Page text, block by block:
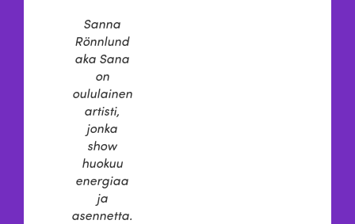
Sanna
Rönnlund
aka Sana
on
oululainen
artisti,
jonka
show
huokuu
energiaa
ja
asennetta.